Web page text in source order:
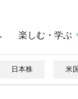
楽しむ・学ぶ
日本株 米